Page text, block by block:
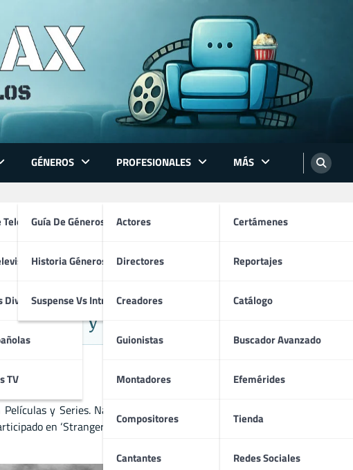
Televisión
Divertidos
TV
GÉNEROS
Guía De Géneros
Historia Géneros TV
Suspense Vs Intriga
PROFESIONALES
Actores
Directores
Creadores
Guionistas
Montadores
Compositores
Cantantes
MÁS
Certámenes
Reportajes
Catálogo
Buscador Avanzado
Efemérides
Tienda
Redes Sociales
Ficción y Thriller
y Series. Nació el 21 de febrero de 1958. En el cine, ha
en ‘Stranger Things’, ‘Norte y Sur’ y ‘La luz que no puedes